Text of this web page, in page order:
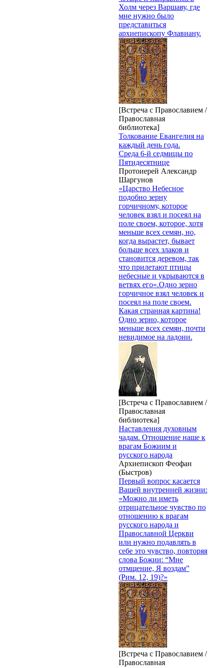
Холм через Варшаву, где
мне нужно было
представиться
архиепископу Флавиану.
[Встреча с Православием /
Православная
библиотека]
Толкование Евангелия на
каждый день года.
Среда 6-й седмицы по
Пятидесятнице
Протоиерей Александр
Шаргунов
«Царство Небесное
подобно зерну
горчичному, которое
человек взял и посеял на
поле своем, которое, хотя
меньше всех семян, но,
когда вырастет, бывает
больше всех злаков и
становится деревом, так
что прилетают птицы
небесные и укрываются в
ветвях его».Одно зерно
горчичное взял человек и
посеял на поле своем.
Какая странная картина!
Одно зерно, которое
меньше всех семян, почти
невидимое на ладони.
[Встреча с Православием /
Православная
библиотека]
Наставления духовным
чадам. Отношение наше к
врагам Божиим и
русского народа
Архиепископ Феофан
(Быстров)
Первый вопрос касается
Вашей внутренней жизни:
«Можно ли иметь
отрицательное чувство по
отношению к врагам
русского народа и
Православной Церкви
или нужно подавлять в
себе это чувство, повторяя
слова Божии: “Мне
отмщение, Я воздам”
(Рим. 12, 19)?»
[Встреча с Православием /
Православная